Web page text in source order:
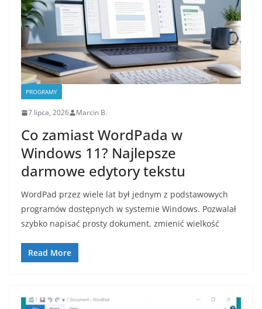
PROGRAMY
7 lipca, 2026 Marcin B.
Co zamiast WordPada w
Windows 11? Najlepsze
darmowe edytory tekstu
WordPad przez wiele lat był jednym z podstawowych
programów dostępnych w systemie Windows. Pozwalał
szybko napisać prosty dokument, zmienić wielkość
Read More